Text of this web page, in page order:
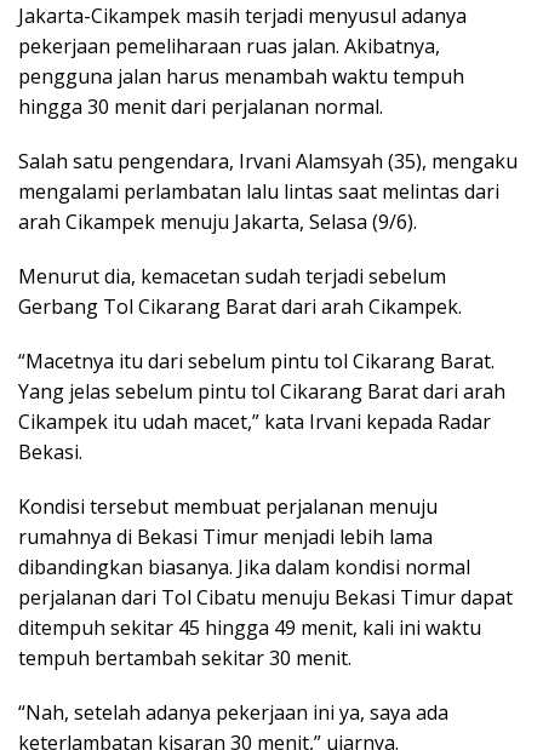
Jakarta-Cikampek masih terjadi menyusul adanya
pekerjaan pemeliharaan ruas jalan. Akibatnya,
pengguna jalan harus menambah waktu tempuh
hingga 30 menit dari perjalanan normal.
Salah satu pengendara, Irvani Alamsyah (35), mengaku
mengalami perlambatan lalu lintas saat melintas dari
arah Cikampek menuju Jakarta, Selasa (9/6).
Menurut dia, kemacetan sudah terjadi sebelum
Gerbang Tol Cikarang Barat dari arah Cikampek.
“Macetnya itu dari sebelum pintu tol Cikarang Barat.
Yang jelas sebelum pintu tol Cikarang Barat dari arah
Cikampek itu udah macet,” kata Irvani kepada Radar
Bekasi.
Kondisi tersebut membuat perjalanan menuju
rumahnya di Bekasi Timur menjadi lebih lama
dibandingkan biasanya. Jika dalam kondisi normal
perjalanan dari Tol Cibatu menuju Bekasi Timur dapat
ditempuh sekitar 45 hingga 49 menit, kali ini waktu
tempuh bertambah sekitar 30 menit.
“Nah, setelah adanya pekerjaan ini ya, saya ada
keterlambatan kisaran 30 menit,” ujarnya.